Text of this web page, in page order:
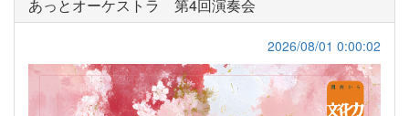
あっとオーケストラ 第4回演奏会
2026/08/01 0:00:02